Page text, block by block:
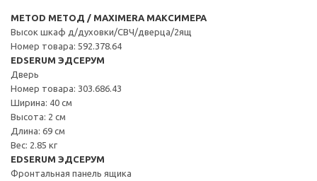
METOD МЕТОД / MAXIMERA МАКСИМЕРА
Высок шкаф д/духовки/СВЧ/дверца/2ящ
Номер товара: 592.378.64
EDSERUM ЭДСЕРУМ
Дверь
Номер товара: 303.686.43
Ширина: 40 см
Высота: 2 см
Длина: 69 см
Вес: 2.85 кг
EDSERUM ЭДСЕРУМ
Фронтальная панель ящика